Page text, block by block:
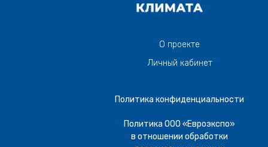
О проекте
Личный кабинет
Политика конфиденциальности
Политика ООО «Евроэкспо»
в отношении обработки